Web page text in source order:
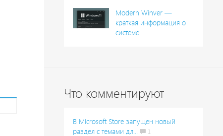
Modern Winver —
краткая информация о
системе
Что комментируют
В Microsoft Store запущен новый
раздел с темами дл...
1